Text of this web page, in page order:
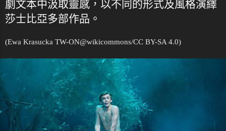
劇文本中汲取靈感，以不同的形式及風格演繹
莎士比亞多部作品。
(Ewa Krasucka TW-ON@wikicommons/CC BY-SA 4.0)